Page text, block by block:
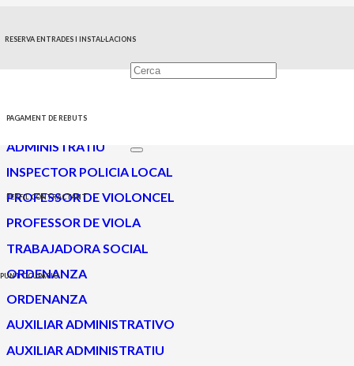
RESERVA ENTRADES I INSTAL·LACIONS
PAGAMENT DE REBUTS
PERFIL CONTRACTANT
PUNT OCUPACIÓ
Finalitzat
ADMINISTRATIU
INSPECTOR POLICIA LOCAL
PROFESSOR DE VIOLONCEL
PROFESSOR DE VIOLA
TRABAJADORA SOCIAL
ORDENANZA
ORDENANZA
AUXILIAR ADMINISTRATIVO
AUXILIAR ADMINISTRATIU